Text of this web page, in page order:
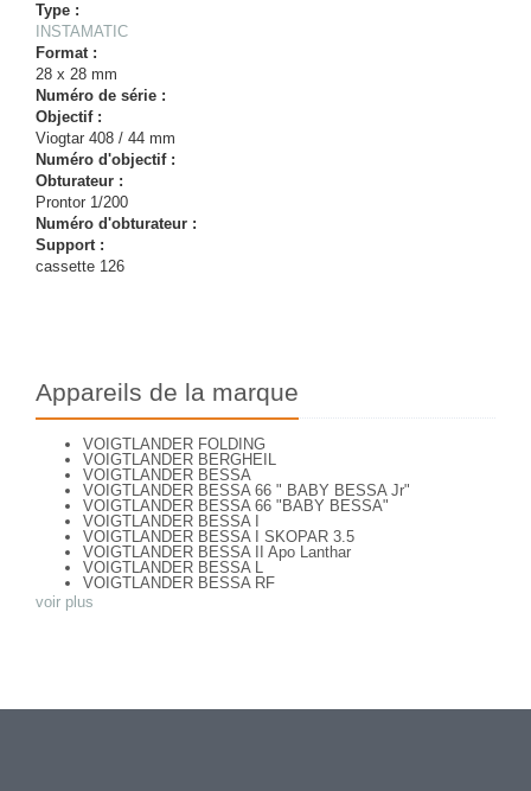
Type :
INSTAMATIC
Format :
28 x 28 mm
Numéro de série :
Objectif :
Viogtar 408 / 44 mm
Numéro d'objectif :
Obturateur :
Prontor 1/200
Numéro d'obturateur :
Support :
cassette 126
Appareils de la marque
VOIGTLANDER FOLDING
VOIGTLANDER BERGHEIL
VOIGTLANDER BESSA
VOIGTLANDER BESSA 66 " BABY BESSA Jr"
VOIGTLANDER BESSA 66 "BABY BESSA"
VOIGTLANDER BESSA I
VOIGTLANDER BESSA I SKOPAR 3.5
VOIGTLANDER BESSA II Apo Lanthar
VOIGTLANDER BESSA L
VOIGTLANDER BESSA RF
VOIGTLANDER BESSA VOIGTAR 4.5
VOIGTLANDER BRILLANT
voir plus